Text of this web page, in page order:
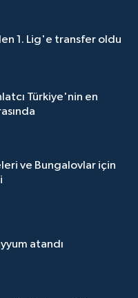
1. Lig'e transfer oldu
Türkiye'nin en
ve Bungalovlar için
atandı